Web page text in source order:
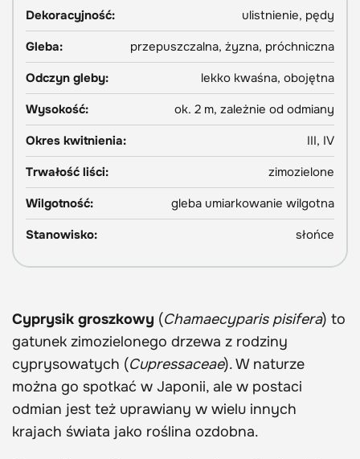
Dekoracyjność:
ulistnienie, pędy
Gleba:
przepuszczalna, żyzna, próchniczna
Odczyn gleby:
lekko kwaśna, obojętna
Wysokość:
ok. 2 m, zależnie od odmiany
Okres kwitnienia:
III, IV
Trwałość liści:
zimozielone
Wilgotność:
gleba umiarkowanie wilgotna
Stanowisko:
słońce
Cyprysik groszkowy (Chamaecyparis pisifera) to
gatunek zimozielonego drzewa z rodziny
cyprysowatych (Cupressaceae). W naturze
można go spotkać w Japonii, ale w postaci
odmian jest też uprawiany w wielu innych
krajach świata jako roślina ozdobna.